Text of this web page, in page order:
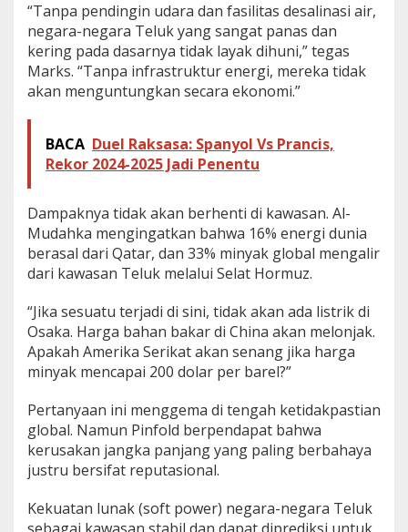
“Tanpa pendingin udara dan fasilitas desalinasi air,
negara-negara Teluk yang sangat panas dan
kering pada dasarnya tidak layak dihuni,” tegas
Marks. “Tanpa infrastruktur energi, mereka tidak
akan menguntungkan secara ekonomi.”
BACA Duel Raksasa: Spanyol Vs Prancis,
Rekor 2024-2025 Jadi Penentu
Dampaknya tidak akan berhenti di kawasan. Al-
Mudahka mengingatkan bahwa 16% energi dunia
berasal dari Qatar, dan 33% minyak global mengalir
dari kawasan Teluk melalui Selat Hormuz.
“Jika sesuatu terjadi di sini, tidak akan ada listrik di
Osaka. Harga bahan bakar di China akan melonjak.
Apakah Amerika Serikat akan senang jika harga
minyak mencapai 200 dolar per barel?”
Pertanyaan ini menggema di tengah ketidakpastian
global. Namun Pinfold berpendapat bahwa
kerusakan jangka panjang yang paling berbahaya
justru bersifat reputasional.
Kekuatan lunak (soft power) negara-negara Teluk